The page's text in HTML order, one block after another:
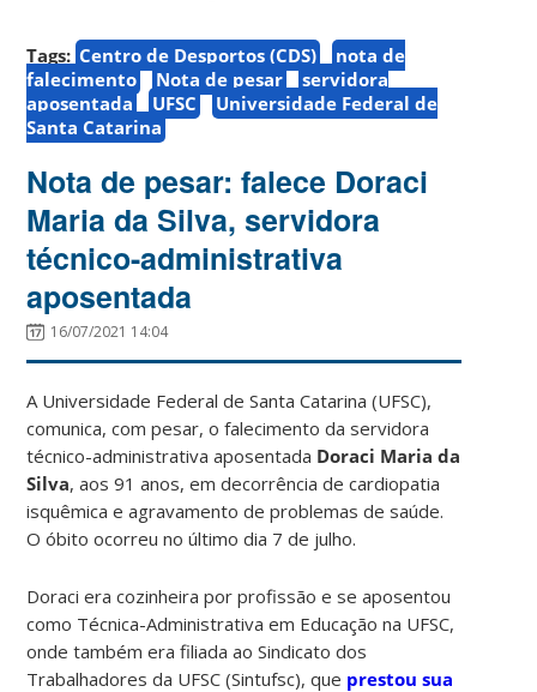
Tags: Centro de Desportos (CDS)
nota de
falecimento
Nota de pesar
servidora
aposentada
UFSC
Universidade Federal de
Santa Catarina
Nota de pesar: falece Doraci
Maria da Silva, servidora
técnico-administrativa
aposentada
16/07/2021 14:04
A Universidade Federal de Santa Catarina (UFSC),
comunica, com pesar, o falecimento da servidora
técnico-administrativa aposentada Doraci Maria da
Silva, aos 91 anos, em decorrência de cardiopatia
isquêmica e agravamento de problemas de saúde.
O óbito ocorreu no último dia 7 de julho.
Doraci era cozinheira por profissão e se aposentou
como Técnica-Administrativa em Educação na UFSC,
onde também era filiada ao Sindicato dos
Trabalhadores da UFSC (Sintufsc), que prestou sua